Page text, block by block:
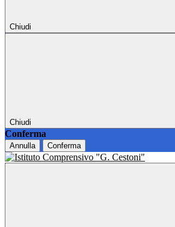
Chiudi
Chiudi
Conferma
Annulla Conferma